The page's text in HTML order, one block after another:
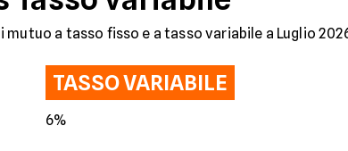
a tasso fisso e a tasso variabile a Luglio
TASSO VARIABILE
6%